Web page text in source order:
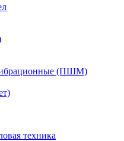
(ПШМ)
техника